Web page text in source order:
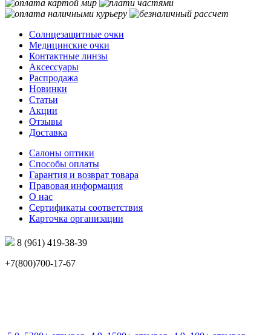
Солнцезащитные очки
Медицинские очки
Контактные линзы
Аксессуары
Распродажа
Новинки
Статьи
Акции
Отзывы
Доставка
Салоны оптики
Способы оплаты
Гарантия и возврат товара
Правовая информация
О нас
Сертификаты соответствия
Карточка организации
8 (961) 419-38-39
+7(800)700-17-67